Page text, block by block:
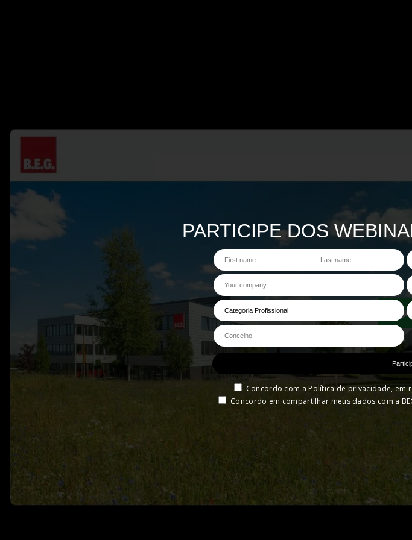
PARTICIPE DOS
Concordo com aPolítica de privacidade, em
Concordo em compartilhar meus dados com a